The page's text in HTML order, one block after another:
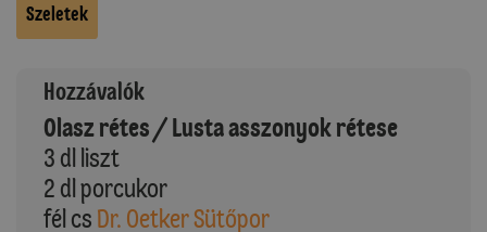
Szeletek
Hozzávalók
Olasz rétes / Lusta asszonyok rétese
3 dl liszt
2 dl porcukor
fél cs Dr. Oetker Sütőpor